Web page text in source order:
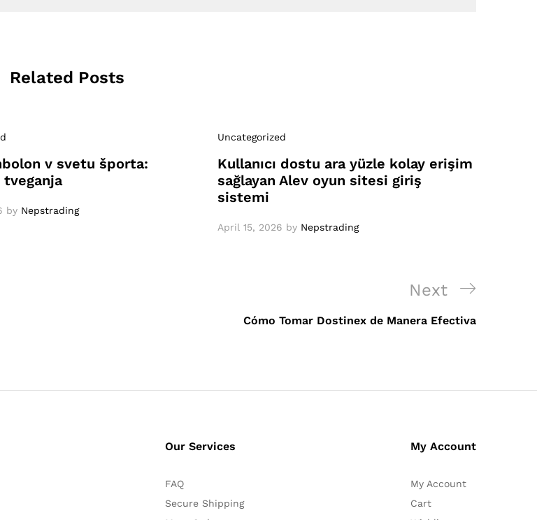
Related Posts
v svetu športa:
by Nepstrading
Uncategorized
Kullanıcı dostu ara yüzle kolay erişim
sağlayan Alev oyun sitesi giriş
sistemi
April 15, 2026 by Nepstrading
Next
Post
Next
Cómo Tomar Dostinex de Manera Efectiva
Our Services
FAQ
Secure Shipping
My Account
My Account
Cart